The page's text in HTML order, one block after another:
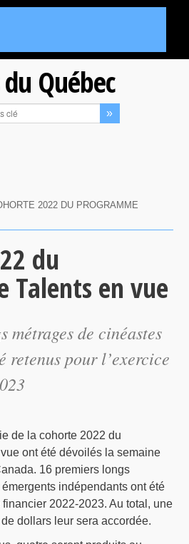
Québec
2022 DU PROGRAMME
du
Talents en vue
métrages de cinéastes
retenus pour l’exercice
de la cohorte 2022 du
ont été dévoilés la semaine
16 premiers longs
indépendants ont été
financier 2022-2023. Au total, une
dollars leur sera accordée.